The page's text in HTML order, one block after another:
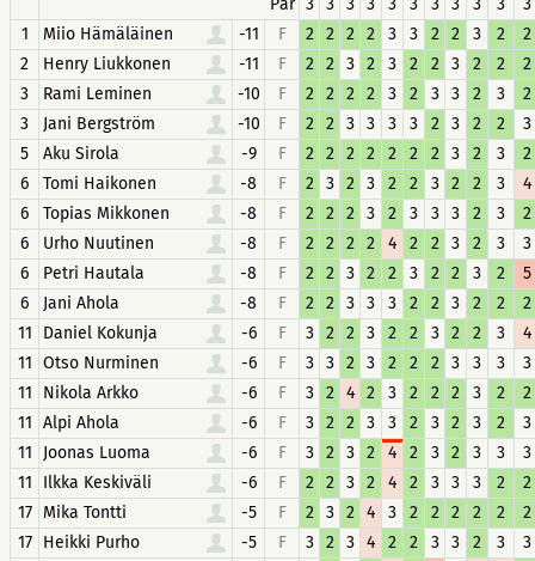
Par 3 3 3 3 3 3 3 3 3 3
3
1
Miio Hämäläinen -11 F 2 2 2 2 3 3 2 2 3 2
2
2
Henry Liukkonen -11 F 2 2 3 2 3 2 2 3 2 2
2
3
Rami Leminen -10 F 2 2 2 2 3 2 3 3 2 3
2
3
Jani Bergström -10 F 2 2 3 3 3 3 2 3 2 2
3
5
Aku Sirola -9 F 2 2 2 2 2 2 2 3 2 3
2
6
Tomi Haikonen -8 F 2 3 2 3 2 2 3 2 2 3
4
6
Topias Mikkonen -8 F 2 2 2 3 2 3 3 3 2 3
2
6
Urho Nuutinen -8 F 2 2 2 2 4 2 2 3 2 3
3
6
Petri Hautala -8 F 2 2 3 2 2 3 2 2 3 2
5
6
Jani Ahola -8 F 2 2 3 3 3 2 2 3 2 2
2
11
Daniel Kokunja -6 F 3 2 2 3 2 2 3 2 2 3
4
11 Otso Nurminen -6 F 3 3 2 3 2 2 2 3 3 3
3
11
Nikola Arkko -6 F 3 2 4 2 3 2 2 2 3 2
2
11 Alpi Ahola -6 F 3 2 2 3 3 2 3 2 3 2
3
11
Joonas Luoma -6 F 3 2 3 2 4 2 3 2 3 3
3
11
Ilkka Keskiväli -6 F 2 2 3 2 4 2 3 3 3 2
2
17
Mika Tontti -5 F 2 3 2 4 3 2 2 2 2 2
2
17
Heikki Purho -5 F 3 2 3 4 2 2 3 3 2 3
3